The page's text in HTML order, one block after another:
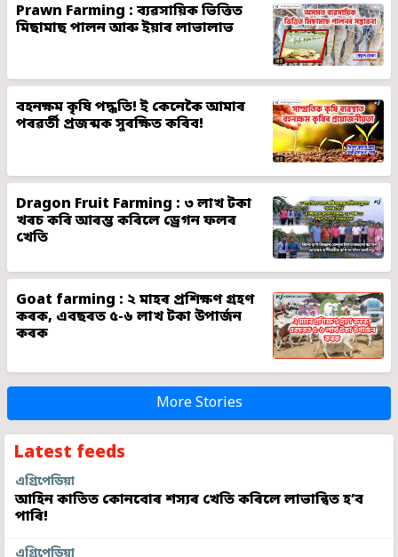
Prawn Farming : ব্যৱসায়িক ভিত্তিত
মিছামাছ পালন আৰু ইয়াৰ লাভালাভ
বহনক্ষম কৃষি পদ্ধতি! ই কেনেকৈ আমাৰ
পৰৱৰ্তী প্ৰজন্মক সুৰক্ষিত কৰিব!
Dragon Fruit Farming : ৩ লাখ টকা
খৰচ কৰি আৰম্ভ কৰিলে ড্ৰেগন ফলৰ
খেতি
Goat farming : ২ মাহৰ প্ৰশিক্ষণ গ্ৰহণ
কৰক, এবছৰত ৫-৬ লাখ টকা উপাৰ্জন
কৰক
More Stories
Latest feeds
এগ্ৰিপেডিয়া
আহিন কাতিত কোনবোৰ শস্যৰ খেতি কৰিলে লাভান্বিত হ’ব
পাৰি!